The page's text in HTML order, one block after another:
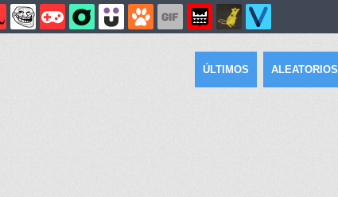
ÚLTIMOS ALEATORIOS